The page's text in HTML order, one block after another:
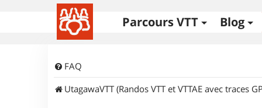
Parcours VTT Blog
FAQ
UtagawaVTT (Randos VTT et VTTAE avec traces